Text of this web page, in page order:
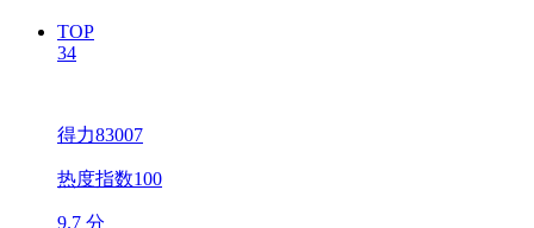
TOP
34
得力83007
热度指数100
9.7 分